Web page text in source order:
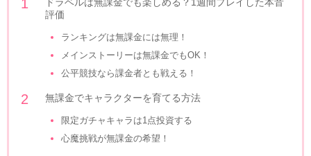
評価
ランキングは無課金には無理！
メインストーリーは無課金でもOK！
公平競技なら課金者とも戦える！
無課金でキャラクターを育てる方法
限定ガチャキャラは1点投資する
心魔挑戦が無課金の希望！